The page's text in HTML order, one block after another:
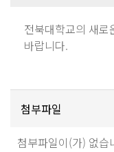
전북대학교의 새로
바랍니다.
첨부파일
첨부파일이(가) 없습